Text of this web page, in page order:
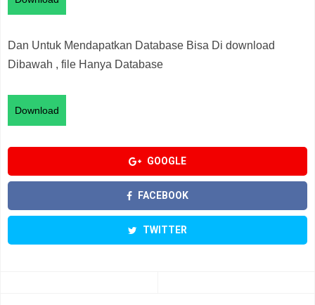
Dan Untuk Mendapatkan Database Bisa Di download
Dibawah , file Hanya Database
GOOGLE
FACEBOOK
TWITTER